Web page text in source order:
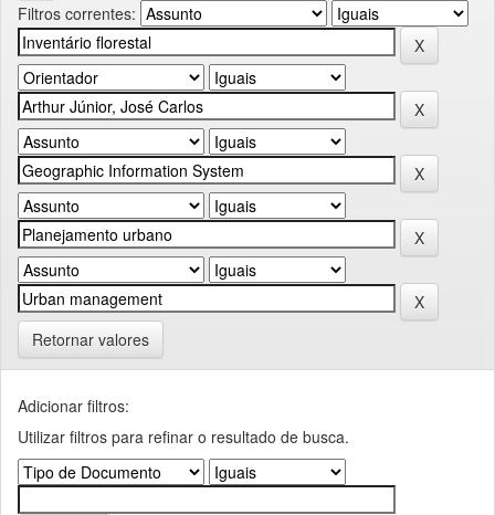
Filtros correntes:
Retornar valores
Adicionar filtros:
Utilizar filtros para refinar o resultado de busca.